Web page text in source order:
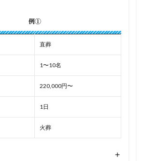
例①
直葬
1〜10名
220,000円〜
1日
火葬
+